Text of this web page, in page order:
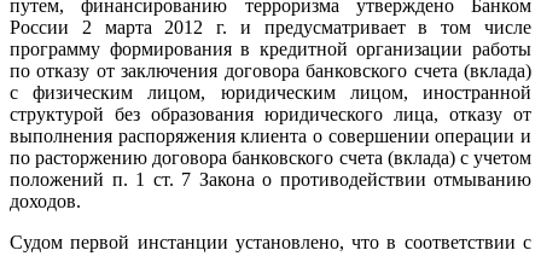
путем, финансированию терроризма утверждено Банком
России 2 марта 2012 г. и предусматривает в том числе
программу формирования в кредитной организации работы
по отказу от заключения договора банковского счета (вклада)
с физическим лицом, юридическим лицом, иностранной
структурой без образования юридического лица, отказу от
выполнения распоряжения клиента о совершении операции и
по расторжению договора банковского счета (вклада) с учетом
положений п. 1 ст. 7 Закона о противодействии отмыванию
доходов.
Судом первой инстанции установлено, что в соответствии с